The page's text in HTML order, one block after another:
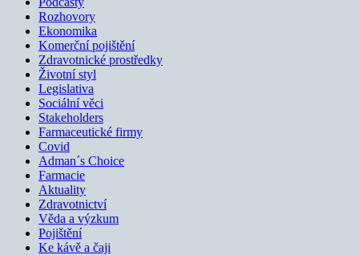
Rozhovory
Ekonomika
Komerční pojištění
Zdravotnické prostředky
Životní styl
Legislativa
Sociální věci
Stakeholders
Farmaceutické firmy
Covid
Adman´s Choice
Farmacie
Aktuality
Zdravotnictví
Věda a výzkum
Pojištění
Ke kávě a čaji